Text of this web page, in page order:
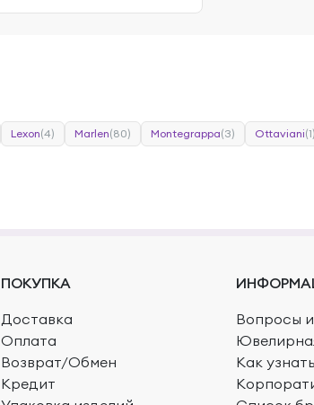
Lexon(4) Marlen(80) Montegrappa(3) Ottaviani(1)
ПОКУПКА
Доставка
Оплата
Возврат/Обмен
Кредит
Вопросы
Как